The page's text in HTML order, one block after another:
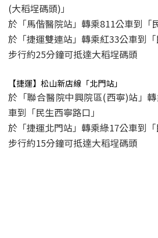
(大稻埕碼頭)」
於「馬偕醫院站」轉乘811公車到「
於「捷運雙連站」轉乘紅33公車到「
步行約25分鐘可抵達大稻埕碼頭
【捷運】松山新店線「北門站」
於「聯合醫院中興院區(西寧)站」
車到「民生西寧路口」
於「捷運北門站」轉乘綠17公車到「
步行約15分鐘可抵達大稻埕碼頭